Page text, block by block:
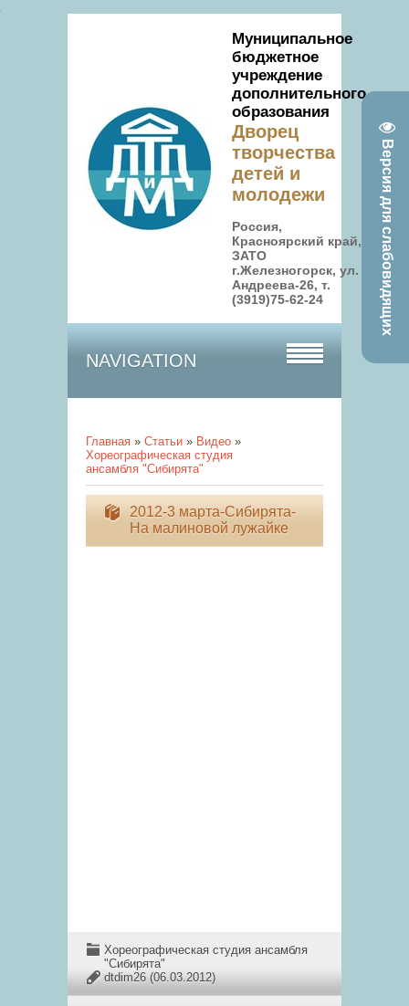
Версия для слабовидящих
Муниципальное
бюджетное
учреждение
дополнительного
образования
Дворец
творчества
детей и
молодежи
Россия,
Красноярский край,
ЗАТО
г.Железногорск, ул.
Андреева-26, т.
(3919)75-62-24
NAVIGATION
Главная » Статьи » Видео »
Хореографическая студия
ансамбля "Сибирята"
2012-3 марта-Сибирята-
На малиновой лужайке
Хореографическая студия ансамбля
"Сибирята"
dtdim26 (06.03.2012)